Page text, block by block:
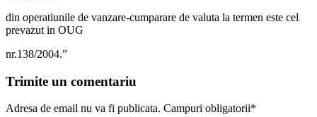
din operatiunile de vanzare-cumparare de valuta la termen este cel
prevazut in OUG
nr.138/2004.”
Trimite un comentariu
Adresa de email nu va fi publicata. Campuri obligatorii*